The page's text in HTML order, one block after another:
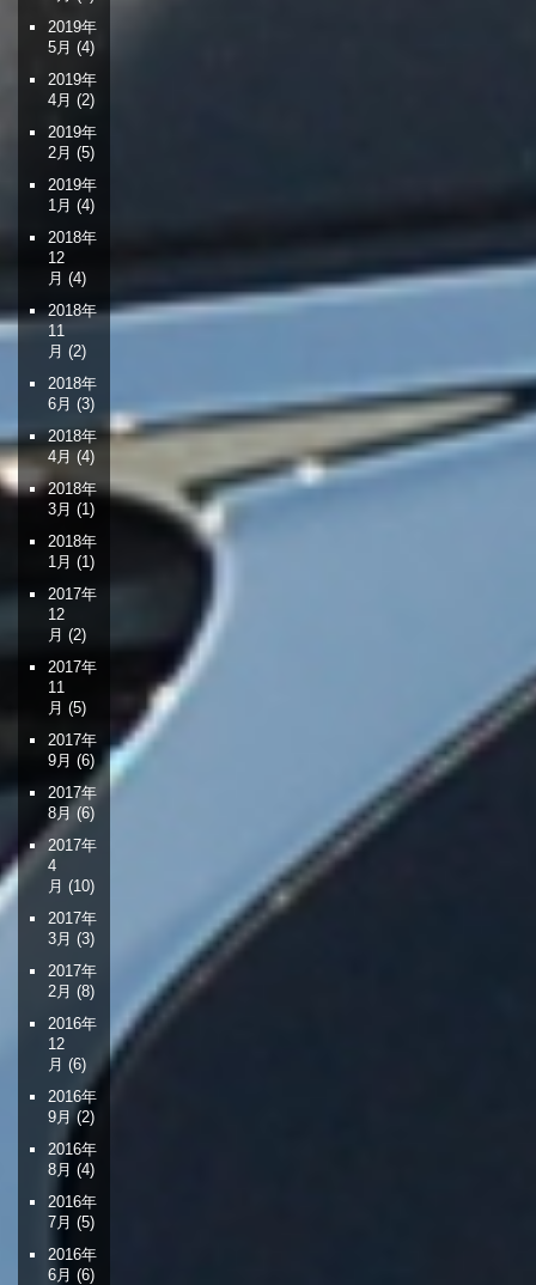
2019年
5月 (4)
2019年
4月 (2)
2019年
2月 (5)
2019年
1月 (4)
2018年
12
月 (4)
2018年
11
月 (2)
2018年
6月 (3)
2018年
4月 (4)
2018年
3月 (1)
2018年
1月 (1)
2017年
12
月 (2)
2017年
11
月 (5)
2017年
9月 (6)
2017年
8月 (6)
2017年
4
月 (10)
2017年
3月 (3)
2017年
2月 (8)
2016年
12
月 (6)
2016年
9月 (2)
2016年
8月 (4)
2016年
7月 (5)
2016年
6月 (6)